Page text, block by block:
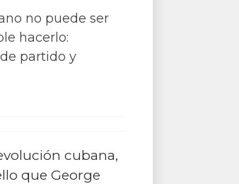
no puede ser
hacerlo:
partido y
cubana,
que George